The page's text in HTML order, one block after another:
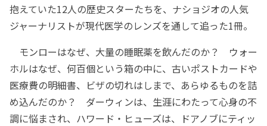
抱えていた12人の歴史スターたちを、ナショジオの人気
ジャーナリストが現代医学のレンズを通して追った1冊。
モンローはなぜ、大量の睡眠薬を飲んだのか？ ウォー
ホルはなぜ、何百個という箱の中に、古いポストカードや
医療費の明細書、ビザの切れはしまで、あらゆるものを詰
め込んだのか？ ダーウィンは、生涯にわたって心身の不
調に悩まされ、ハワード・ヒューズは、ドアノブにティッ